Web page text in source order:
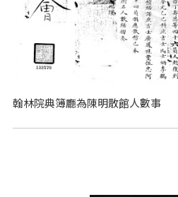
翰林院典簿廳為陳明散館人數事